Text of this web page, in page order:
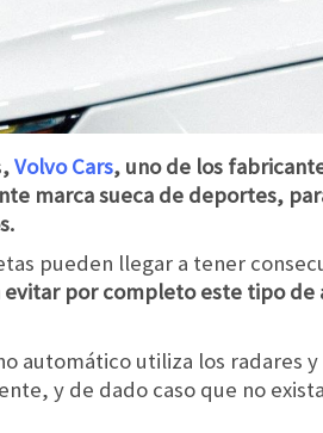
,Volvo Cars, uno de los
marca sueca de deportes,
pueden llegar a tener
por completo este tipo de
automático utiliza los radares
y de dado caso que no